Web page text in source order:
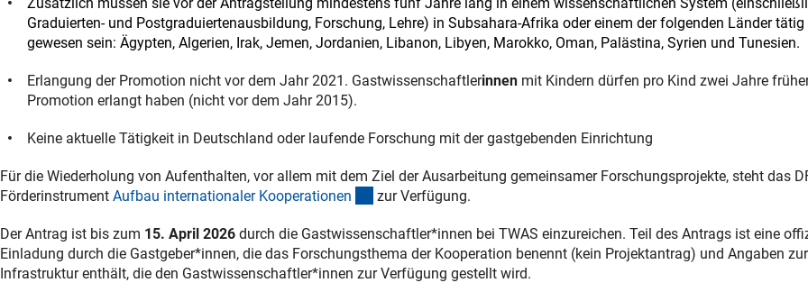
Graduierten- und Postgraduiertenausbildung, Forschung, Lehre) in Subsahara-Afrika oder einem der folgenden Länder tätig
gewesen sein: Ägypten, Algerien, Irak, Jemen, Jordanien, Libanon, Libyen, Marokko, Oman, Palästina, Syrien und Tunesien.
Erlangung der Promotion nicht vor dem Jahr 2021. Gastwissenschaftlerinnen mit Kindern dürfen pro Kind zwei Jahre
Promotion erlangt haben (nicht vor dem Jahr 2015).
Keine aktuelle Tätigkeit in Deutschland oder laufende Forschung mit der gastgebenden Einrichtung
Für die Wiederholung von Aufenthalten, vor allem mit dem Ziel der Ausarbeitung gemeinsamer Forschungsprojekte, steht das
Förderinstrument Aufbau internationaler Kooperationen (interner Link)
zur Verfügung.
Der Antrag ist bis zum 15. April 2026 durch die Gastwissenschaftler*innen bei TWAS einzureichen. Teil des Antrags ist eine
Einladung durch die Gastgeber*innen, die das Forschungsthema der Kooperation benennt (kein Projektantrag) und Angaben zur
Infrastruktur enthält, die den Gastwissenschaftler*innen zur Verfügung gestellt wird.